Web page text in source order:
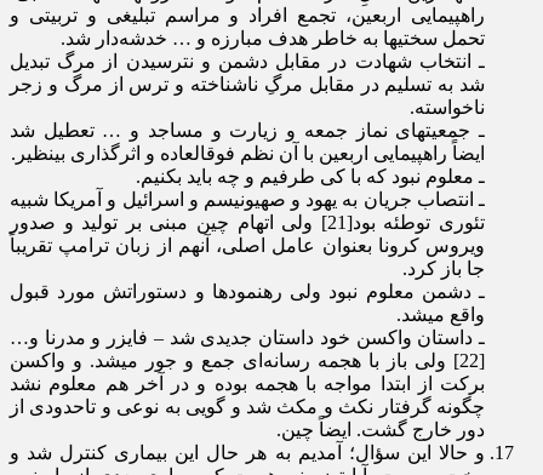
راهپیمایی اربعین، تجمع افراد و مراسم تبلیغی و تربیتی و
تحمل سختی­ها به خاطر هدف مبارزه و … خدشه­‌دار شد.
ـ انتخاب شهادت در مقابل دشمن و نترسیدن از مرگ تبدیل
شد به تسلیم در مقابل مرگِ ناشناخته و ترس از مرگ و زجر
ناخواسته.
ـ جمعیت­های نماز جمعه و زیارت و مساجد و … تعطیل شد
ایضاً راهپیمایی اربعین با آن نظم فوق­العاده و اثرگذاری بی­نظیر.
ـ معلوم نبود که با کی طرفیم و چه باید بکنیم.
ـ انتصاب جریان به یهود و صهیونیسم و اسرائیل و آمریکا شبیه
تئوری توطئه بود[21] ولی اتهام چین مبنی بر تولید و صدور
ویروس کرونا بعنوان عامل اصلی، آن­هم از زبان ترامپ تقریباً
جا باز کرد.
ـ دشمن معلوم نبود ولی رهنمود­ها و دستوراتش مورد قبول
واقع می­شد.
ـ داستان واکسن خود داستان جدیدی شد – فایزر و مدرنا و…
[22] ولی باز با هجمه رسانه‌ای جمع و جور می­شد. و واکسن
برکت از ابتدا مواجه با هجمه بوده و در آخر هم معلوم نشد
چگونه گرفتار نکث و مکث شد و گویی به نوعی و تاحدودی از
دور خارج گشت. ایضاً چین.
و حالا این سؤال؛ آمدیم به هر حال این بیماری کنترل شد و